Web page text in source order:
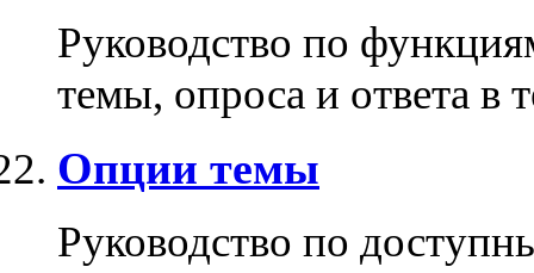
Руководство по
темы, опроса и ответа в
Опции темы
Руководство по